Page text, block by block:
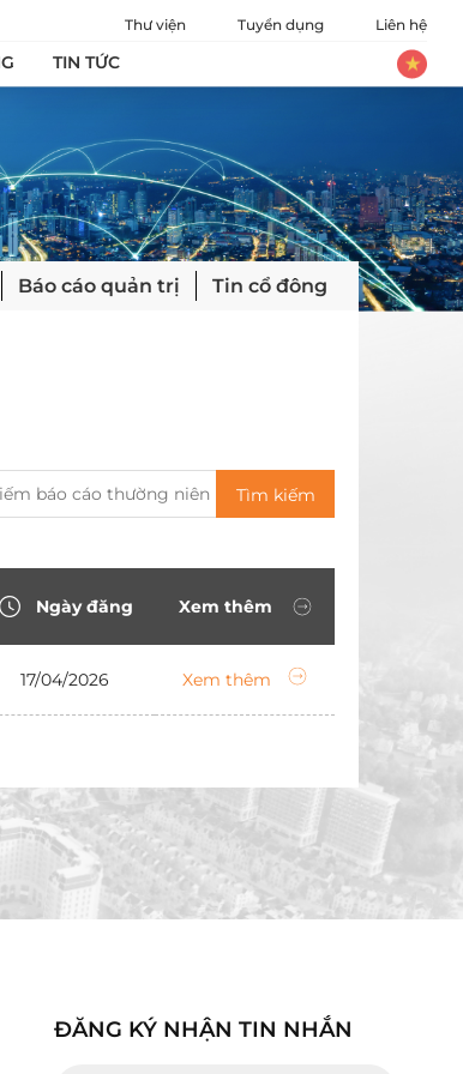
Thư viện Tuyển dụng Liên hệ
TIN TỨC
Báo cáo quản trị Tin cổ đông
Tìm kiếm
Ngày đăng Xem thêm
17/04/2026 Xem thêm
ĐĂNG KÝ NHẬN TIN NHẮN